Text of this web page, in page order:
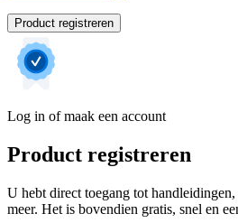
Product registreren
Log in of maak een account
Product registreren
U hebt direct toegang tot
meer. Het is bovendien gratis, snel en